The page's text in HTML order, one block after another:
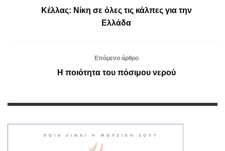
Κέλλας: Νίκη σε όλες τις κάλπες για την
Ελλάδα
Επόμενο άρθρο
Η ποιότητα του πόσιμου νερού